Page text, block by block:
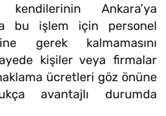
kendilerinin Ankara’ya
bu işlem için personel
gerek kalmamasını
kişiler veya firmalar
ücretleri göz önüne
avantajlı durumda